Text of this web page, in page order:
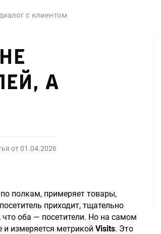
с клиентом
А
от01.04.2026
полкам, примеряет товары,
приходит, тщательно
что оба — посетители. Но на самом
и измеряется метрикой Visits. Это